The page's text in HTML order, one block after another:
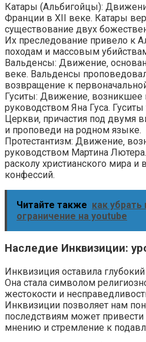
Катары (Альбигойцы):
Франции в XII веке. Катары
существование двух
Их преследование привело к
походам и массовым
Вальденсы: Движение‚
веке. Вальденсы
возвращение к
Гуситы: Движение‚ возникшее
руководством Яна Гуса.
Церкви‚ причастия под двумя
и проповеди на родном языке.
Протестантизм: Движение‚
руководством Мартина
расколу христианского мира
конфессий.
Читайте также как убрать
ограничение на youtube
Наследие Инквизиции:
Инквизиция оставила
Она стала символом
жестокости и
Инквизиции позволяет нам
последствиям может
мнению и стремление к